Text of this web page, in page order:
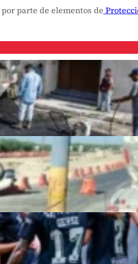
parte de elementos de